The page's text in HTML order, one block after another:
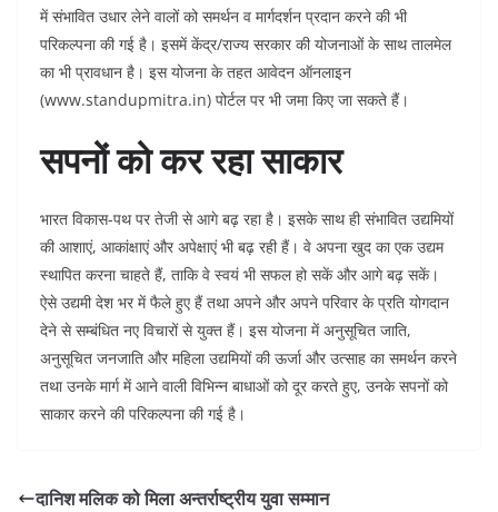
में संभावित उधार लेने वालों को समर्थन व मार्गदर्शन प्रदान करने की भी
परिकल्पना की गई है। इसमें केंद्र/राज्य सरकार की योजनाओं के साथ तालमेल
का भी प्रावधान है। इस योजना के तहत आवेदन ऑनलाइन
(www.standupmitra.in) पोर्टल पर भी जमा किए जा सकते हैं।
सपनों को कर रहा साकार
भारत विकास-पथ पर तेजी से आगे बढ़ रहा है। इसके साथ ही संभावित उद्यमियों
की आशाएं, आकांक्षाएं और अपेक्षाएं भी बढ़ रही हैं। वे अपना खुद का एक उद्यम
स्थापित करना चाहते हैं, ताकि वे स्वयं भी सफल हो सकें और आगे बढ़ सकें।
ऐसे उद्यमी देश भर में फैले हुए हैं तथा अपने और अपने परिवार के प्रति योगदान
देने से सम्बंधित नए विचारों से युक्त हैं। इस योजना में अनुसूचित जाति,
अनुसूचित जनजाति और महिला उद्यमियों की ऊर्जा और उत्साह का समर्थन करने
तथा उनके मार्ग में आने वाली विभिन्न बाधाओं को दूर करते हुए, उनके सपनों को
साकार करने की परिकल्पना की गई है।
दानिश मलिक को मिला अन्तर्राष्ट्रीय युवा सम्मान